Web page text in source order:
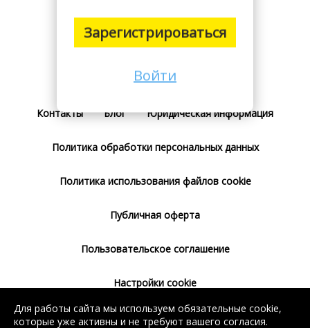
Зарегистрироваться
Войти
Тарифы
Контакты Блог Юридическая информация
Политика обработки персональных данных
Политика использования файлов cookie
Публичная оферта
Пользовательское соглашение
Настройки cookie
Согласие на использование сервиса
Для работы сайта мы используем обязательные cookie,
которые уже активны и не требуют вашего согласия.